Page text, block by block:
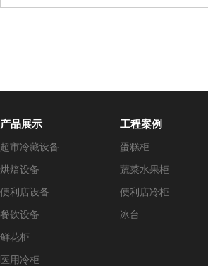
产品展示
超市冷藏设备
烘焙设备
便利店设备
餐饮设备
鲜花柜
医用冷柜
工程案例
蛋糕柜
蔬菜水果柜
便利店冷柜
冰台